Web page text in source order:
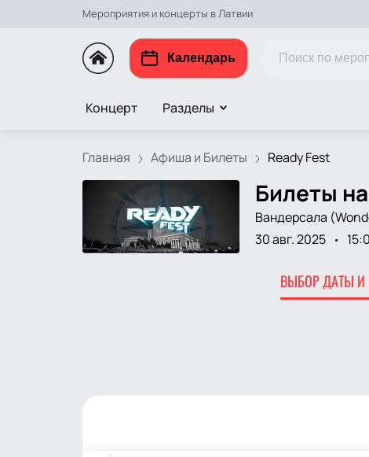
Мероприятия и концерты в Латвии
Календарь
Концерт Разделы
Главная Афиша и Билеты Ready Fest
Билеты
Вандерсала
30 авг. 2025
ВЫБОР ДАТЫ И